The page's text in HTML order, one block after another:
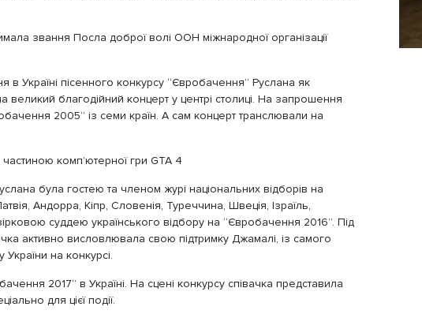
звання Посла доброї волі ООН міжнародної організації
в Україні пісенного конкурсу “Євробачення” Руслана як
великий благодійний концерт у центрі столиці. На запрошення
2005” із семи країн. А сам концерт транслювали на
комп’ютерної гри GTA 4
була гостею та членом журі національних відборів на
Андорра, Кіпр, Словенія, Туреччина, Швеція, Ізраїль,
суддею українського відбору на “Євробачення 2016”. Під
активно висловлювала свою підтримку Джамалі, із самого
на конкурсі.
2017” в Україні. На сцені конкурсу співачка представила
для цієї події.